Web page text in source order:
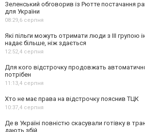
Зеленський обговорив із Рютте постачання
для України
08:29,6 серпня
Які пільги можуть отримати люди з III групою
надає більше, ніж здається
12:52,4 серпня
Для кого відстрочку продовжать
потрібен
11:13,4 серпня
Хто не має права на відстрочку пояснив ТЦК
10:37,4 серпня
Де в Україні повністю скасували готівку в
дають збій